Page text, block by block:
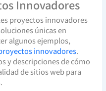
Innovadores
proyectos innovadores
únicas en
algunos ejemplos,
innovadores.
y descripciones de cómo
de sitios web para